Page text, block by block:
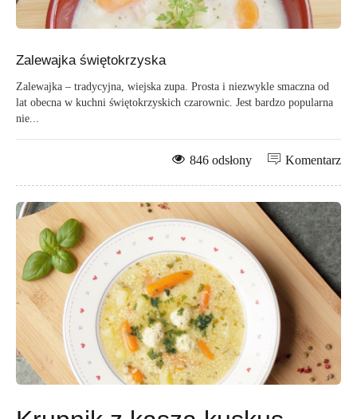
Zalewajka świętokrzyska
Zalewajka – tradycyjna, wiejska zupa. Prosta i niezwykle smaczna od
lat obecna w kuchni świętokrzyskich czarownic. Jest bardzo popularna
nie...
Komentarz
846 odsłony